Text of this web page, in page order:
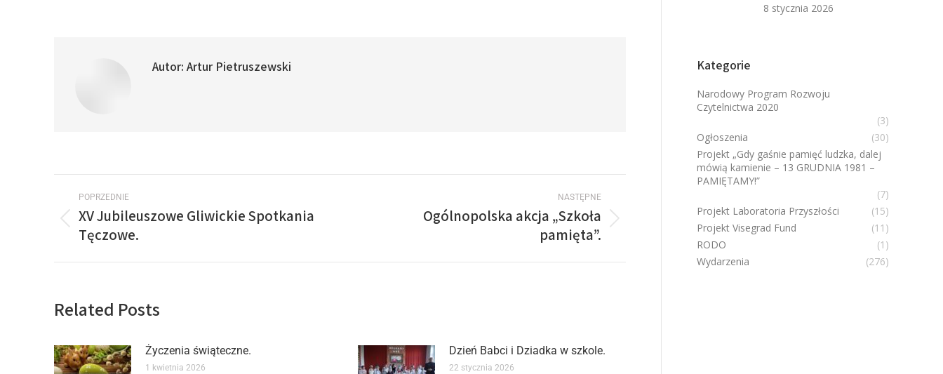
Autor: Artur Pietruszewski
POPRZEDNIE
XV Jubileuszowe Gliwickie Spotkania
Tęczowe.
NASTĘPNE
Ogólnopolska akcja „Szkoła
pamięta”.
Related Posts
Życzenia świąteczne.
1 kwietnia 2026
Dzień Babci i Dziadka w szkole.
22 stycznia 2026
8 stycznia 2026
Kategorie
Narodowy Program Rozwoju
Czytelnictwa 2020
(3)
Ogłoszenia
(30)
Projekt „Gdy gaśnie pamięć ludzka, dalej
mówią kamienie – 13 GRUDNIA 1981 –
PAMIĘTAMY!”
(7)
Projekt Laboratoria Przyszłości
(15)
Projekt Visegrad Fund
(11)
RODO
(1)
Wydarzenia
(276)